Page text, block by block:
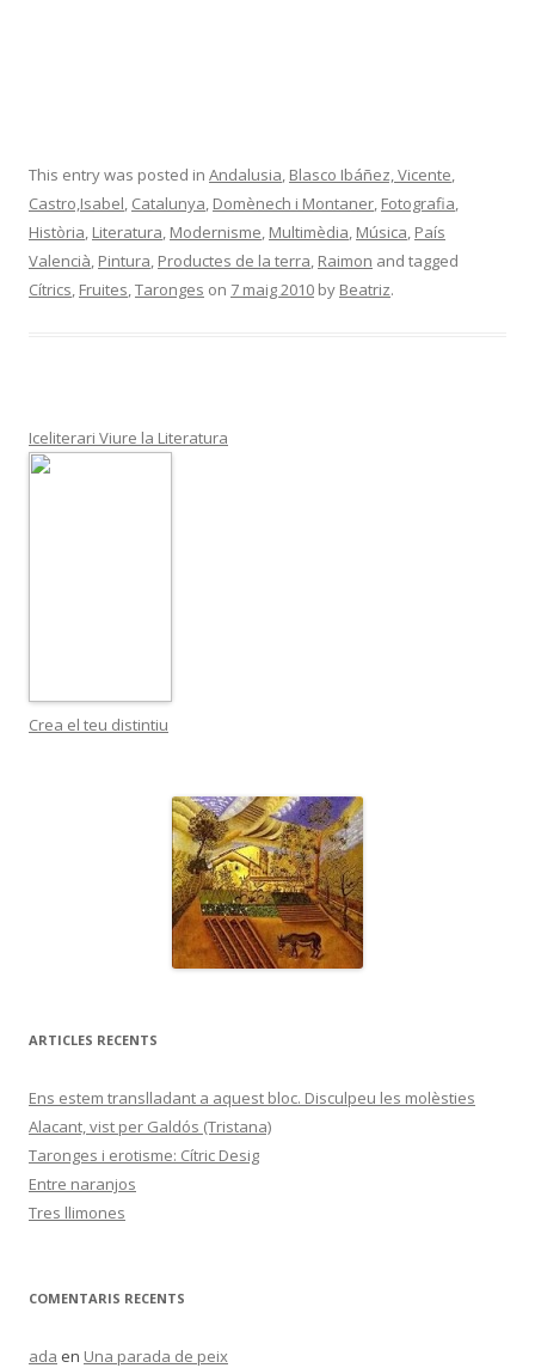
This entry was posted in Andalusia, Blasco Ibáñez, Vicente,
Castro,Isabel, Catalunya, Domènech i Montaner, Fotografia,
Història, Literatura, Modernisme, Multimèdia, Música, País
Valencià, Pintura, Productes de la terra, Raimon and tagged
Cítrics, Fruites,Taronges on 7 maig 2010 by Beatriz.
Iceliterari Viure la Literatura
Crea el teu distintiu
ARTICLES RECENTS
Ens estem translladant a aquest bloc. Disculpeu les molèsties
Alacant, vist per Galdós (Tristana)
Taronges i erotisme: Cítric Desig
Entre naranjos
Tres llimones
COMENTARIS RECENTS
ada en Una parada de peix